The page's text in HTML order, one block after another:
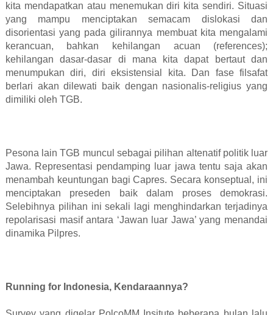
kita mendapatkan atau menemukan diri kita sendiri. Situasi
yang mampu menciptakan semacam dislokasi dan
disorientasi yang pada gilirannya membuat kita mengalami
kerancuan, bahkan kehilangan acuan (references);
kehilangan dasar-dasar di mana kita dapat bertaut dan
menumpukan diri, diri eksistensial kita. Dan fase filsafat
berlari akan dilewati baik dengan nasionalis-religius yang
dimiliki oleh TGB.
Pesona lain TGB muncul sebagai pilihan altenatif politik luar
Jawa. Representasi pendamping luar jawa tentu saja akan
menambah keuntungan bagi Capres. Secara konseptual, ini
menciptakan preseden baik dalam proses demokrasi.
Selebihnya pilihan ini sekali lagi menghindarkan terjadinya
repolarisasi masif antara ‘Jawan luar Jawa’ yang menandai
dinamika Pilpres.
Running for Indonesia, Kendaraannya?